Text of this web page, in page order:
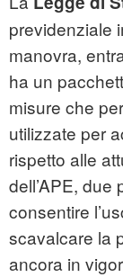
previdenziale
manovra,
ha un
misure che
utilizzate per
rispetto alle
dell’APE,
consentire
scavalcare la
ancora in